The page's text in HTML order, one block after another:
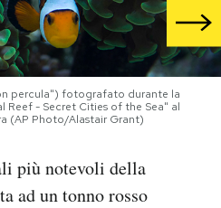
percula") fotografato durante la
Reef - Secret Cities of the Sea" al
(AP Photo/Alastair Grant)
più notevoli della
ad un tonno rosso